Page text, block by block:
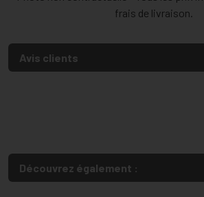
frais de livraison.
Avis clients
Découvrez également :